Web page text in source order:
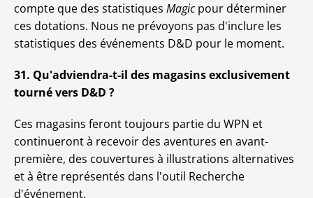
compte que des statistiques Magicpour déterminer
ces dotations. Nous ne prévoyons pas d'inclure les
statistiques des événements D&D pour le moment.
31. Qu'adviendra-t-il des magasins exclusivement
tourné vers D&D ?
Ces magasins feront toujours partie du WPN et
continueront à recevoir des aventures en avant-
première, des couvertures à illustrations alternatives
et à être représentés dans l'outil Recherche
d'événement.